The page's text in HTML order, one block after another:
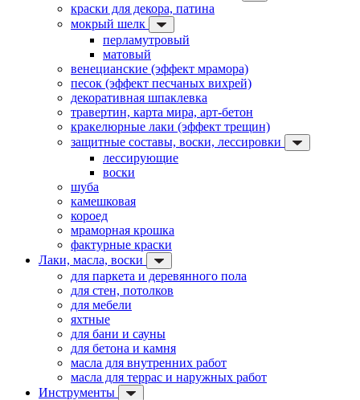
краски для декора, патина
мокрый шелк
перламутровый
матовый
венецианские (эффект мрамора)
песок (эффект песчаных вихрей)
декоративная шпаклевка
травертин, карта мира, арт-бетон
кракелюрные лаки (эффект трещин)
защитные составы, воски, лессировки
лессирующие
воски
шуба
камешковая
короед
мраморная крошка
фактурные краски
Лаки, масла, воски
для паркета и деревянного пола
для стен, потолков
для мебели
яхтные
для бани и сауны
для бетона и камня
масла для внутренних работ
масла для террас и наружных работ
Инструменты